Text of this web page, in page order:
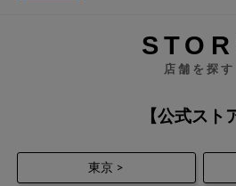
店舗を探す
【公式スト
東京 >